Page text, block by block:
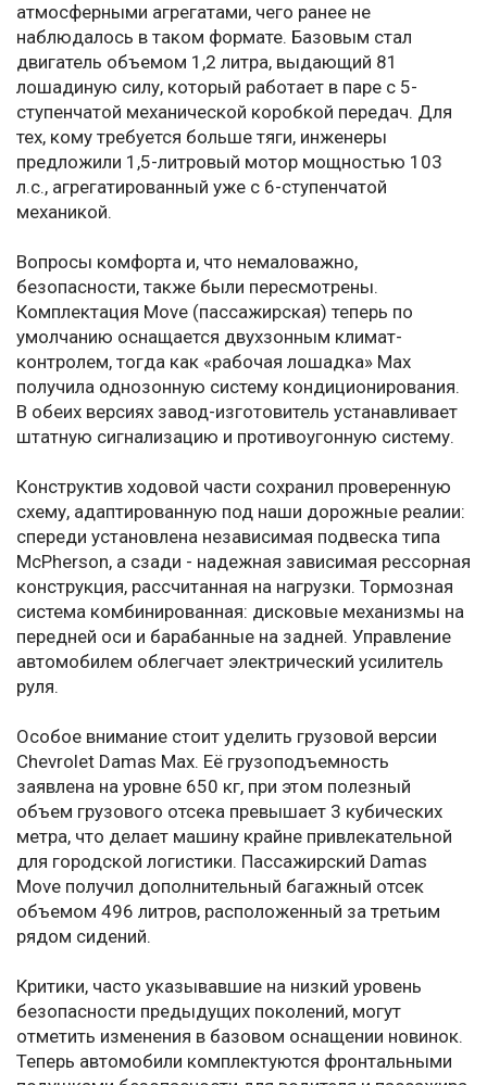
атмосферными агрегатами, чего ранее не
наблюдалось в таком формате. Базовым стал
двигатель объемом 1,2 литра, выдающий 81
лошадиную силу, который работает в паре с 5-
ступенчатой механической коробкой передач. Для
тех, кому требуется больше тяги, инженеры
предложили 1,5-литровый мотор мощностью 103
л.с., агрегатированный уже с 6-ступенчатой
механикой.
Вопросы комфорта и, что немаловажно,
безопасности, также были пересмотрены.
Комплектация Move (пассажирская) теперь по
умолчанию оснащается двухзонным климат-
контролем, тогда как «рабочая лошадка» Max
получила однозонную систему кондиционирования.
В обеих версиях завод-изготовитель устанавливает
штатную сигнализацию и противоугонную систему.
Конструктив ходовой части сохранил проверенную
схему, адаптированную под наши дорожные реалии:
спереди установлена независимая подвеска типа
McPherson, а сзади - надежная зависимая рессорная
конструкция, рассчитанная на нагрузки. Тормозная
система комбинированная: дисковые механизмы на
передней оси и барабанные на задней. Управление
автомобилем облегчает электрический усилитель
руля.
Особое внимание стоит уделить грузовой версии
Chevrolet Damas Max. Её грузоподъемность
заявлена на уровне 650 кг, при этом полезный
объем грузового отсека превышает 3 кубических
метра, что делает машину крайне привлекательной
для городской логистики. Пассажирский Damas
Move получил дополнительный багажный отсек
объемом 496 литров, расположенный за третьим
рядом сидений.
Критики, часто указывавшие на низкий уровень
безопасности предыдущих поколений, могут
отметить изменения в базовом оснащении новинок.
Теперь автомобили комплектуются фронтальными